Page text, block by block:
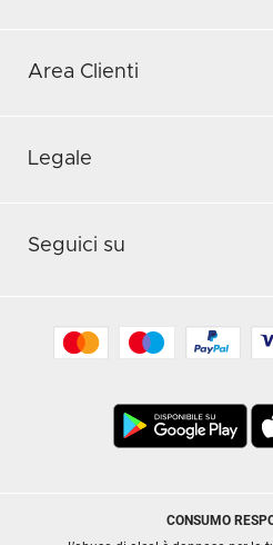
Area Clienti
Legale
Seguici su
CONSUMO